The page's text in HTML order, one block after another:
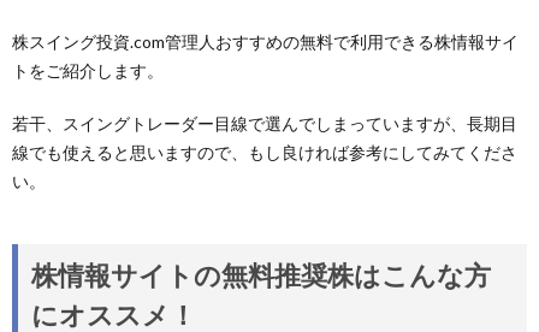
株スイング投資.com管理人おすすめの無料で利用できる株情報サイ
トをご紹介します。
若干、スイングトレーダー目線で選んでしまっていますが、長期目
線でも使えると思いますので、もし良ければ参考にしてみてくださ
い。
株情報サイトの無料推奨株はこんな方
にオススメ！